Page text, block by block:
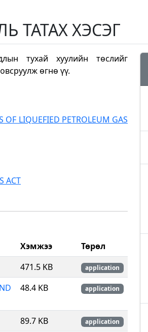
ТАТАХ ХЭСЭГ
тухай хуулийн төслийг
өгнө үү.
OF LIQUEFIED PETROLEUM GAS
ACT
Хэмжээ
Төрөл
471.5 KB application
48.4 KB application
89.7 KB application